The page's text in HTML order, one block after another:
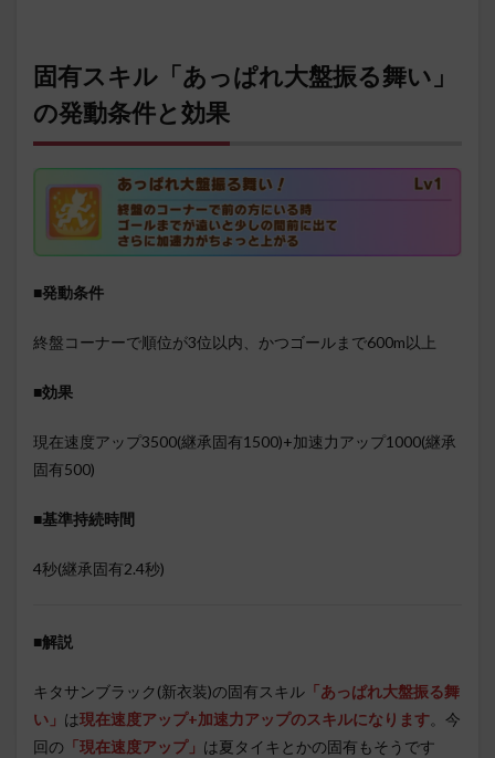
固有スキル「あっぱれ大盤振る舞い」
の発動条件と効果
■発動条件
終盤コーナーで順位が3位以内、かつゴールまで600m以上
■効果
現在速度アップ3500(継承固有1500)+加速力アップ1000(継承
固有500)
■基準持続時間
4秒(継承固有2.4秒)
■解説
キタサンブラック(新衣装)の固有スキル 「あっぱれ大盤振る舞
い」 は現在速度アップ+加速力アップのスキルになります。今
回の 「現在速度アップ」 は夏タイキとかの固有もそうです